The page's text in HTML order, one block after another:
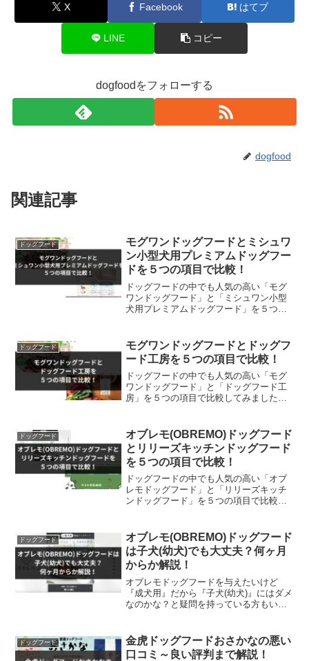
X Facebook はてブ
LINE コピー
dogfoodをフォローする
dogfood
関連記事
ドッグフード
モグワンドッグフードとミシュワ
ン小型犬用プレミアムドッグフー
ドを５つの項目で比較！
ドッグフードの中でも人気の高い「モグ
ワンドッグフード」と「ミシュワン小型
犬用プレミアムドッグフード」を５つの
的」「2.主原料」「3.対応年齢」「4.獣医
師の評価」「5...
ドッグフード
モグワンドッグフードとドッグフ
ード工房を５つの項目で比較！
ドッグフードの中でも人気の高い「モグ
ワンドッグフード」と「ドッグフード工
房」を５つの項目で比較してみました。
齢」「4.獣医師の評価」「5.価格」を徹底
比較してい...
ドッグフード
オブレモ(OBREMO)ドッグフード
とリリーズキッチンドッグフード
を５つの項目で比較！
ドッグフードの中でも人気の高い「オブ
レモドッグフード」と「リリーズキッチ
ンドッグフード」を５つの項目で比較し
料」「3.対応年齢」「4.獣医師の評価」
「5.価格」を徹...
ドッグフード
オブレモ(OBREMO)ドッグフード
は子犬(幼犬)でも大丈夫？何ヶ月
からか解説！
オブレモドッグフードを与えたいけど
『成犬用』だから『子犬(幼犬)』にはダメ
なのかな？と疑問を持っている方もいま
心して与えられることから、子犬にも与
えたいドッグフードです...
ドッグフード
金虎ドッグフードおさかなの悪い
口コミ～良い評判まで解説！